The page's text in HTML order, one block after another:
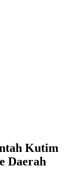
Kutim
Daerah